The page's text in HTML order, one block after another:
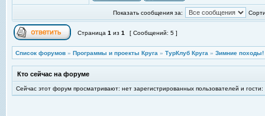
Показать сообщения за:
Страница 1 из 1 [ Сообщений: 5 ]
Список форумов » Программы и проекты Круга » ТурКлуб Круга » Зимние походы!
Кто сейчас на форуме
Сейчас этот форум просматривают: нет зарегистрированных пользователей и гости: